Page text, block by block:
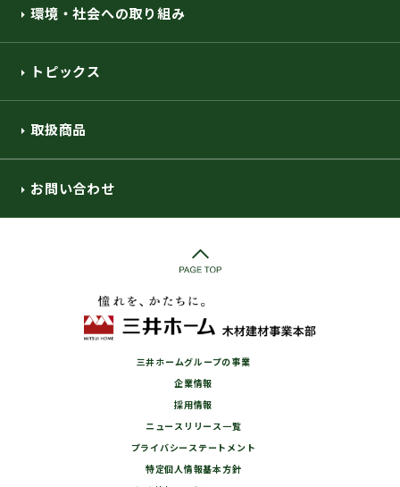
環境・社会への取り組み
トピックス
取扱商品
お問い合わせ
三井ホームグループの事業
企業情報
採用情報
ニュースリリース一覧
プライバシーステートメント
特定個人情報基本方針